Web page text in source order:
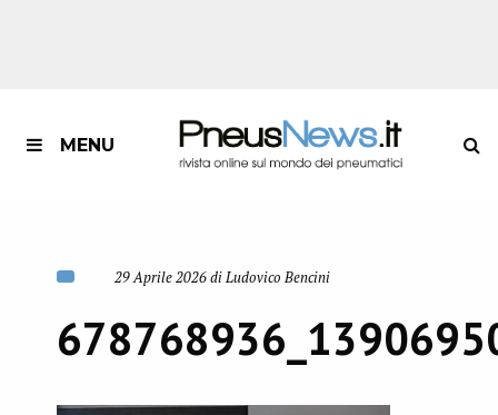
MENU
29 Aprile 2026 di Ludovico Bencini